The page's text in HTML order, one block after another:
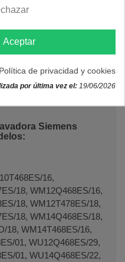
Siemens
16,
18, WM12Q468ES/16,
18, WM12T478ES/18,
18, WM14Q468ES/18,
18, WM14T468ES/16,
01, WU12Q468ES/29,
01, WU14Q468ES/22,
Aceptar
Política de privacidad y cookies
por última vez el: 19/06/2026